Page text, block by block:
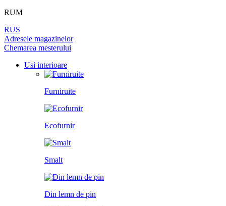
RUM
RUS
Adresele magazinelor
Chemarea mesterului
Usi interioare
Furniruite
Ecofurnir
Smalt
Din lemn de pin